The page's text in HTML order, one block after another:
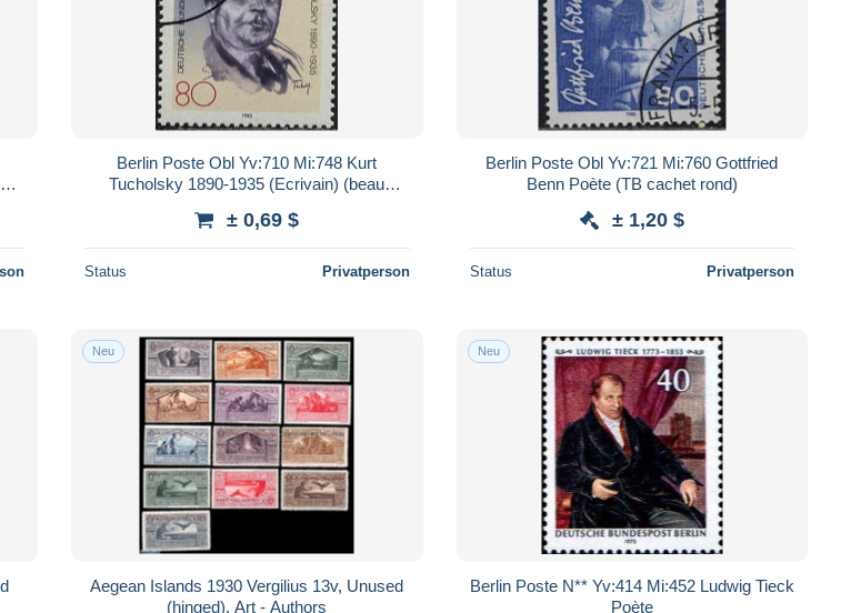
Berlin Poste Obl Yv:710 Mi:748 Kurt
Tucholsky 1890-1935 (Ecrivain) (beau
± 0,69 $
Status Privatperson
Berlin Poste Obl Yv:721 Mi:760 Gottfried
Benn Poète (TB cachet rond)
± 1,20 $
Status Privatperson
Neu
Aegean Islands 1930 Vergilius 13v, Unused
(hinged), Art - Authors
Neu
Berlin Poste N** Yv:414 Mi:452 Ludwig Tieck
Poète